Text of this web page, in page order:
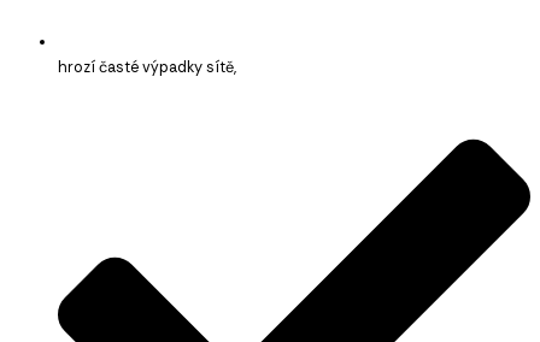
hrozí časté výpadky sítě,